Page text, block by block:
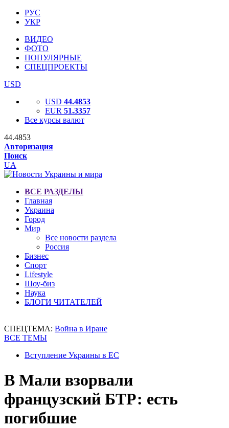
РУС
УКР
ВИДЕО
ФОТО
ПОПУЛЯРНЫЕ
СПЕЦПРОЕКТЫ
USD
USD 44.4853
EUR 51.3357
Все курсы валют
44.4853
Авторизация
Поиск
UA
ВСЕ РАЗДЕЛЫ
Главная
Украина
Город
Мир
Все новости раздела
Россия
Бизнес
Спорт
Lifestyle
Шоу-биз
Наука
БЛОГИ ЧИТАТЕЛЕЙ
СПЕЦТЕМА: Война в Иране
ВСЕ ТЕМЫ
Вступление Украины в ЕС
В Мали взорвали
французский БТР: есть
погибшие